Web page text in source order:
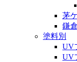
茅
鎌
塗料別
UV
UV